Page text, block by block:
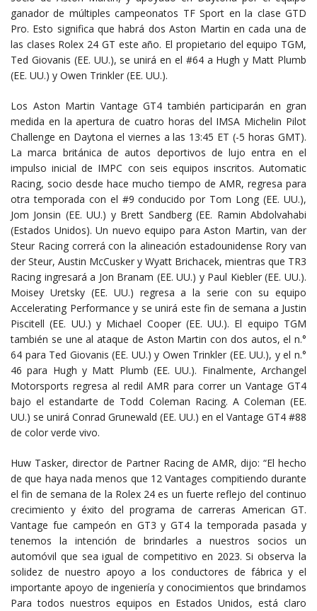
ganador de múltiples campeonatos TF Sport en la clase GTD
Pro. Esto significa que habrá dos Aston Martin en cada una de
las clases Rolex 24 GT este año. El propietario del equipo TGM,
Ted Giovanis (EE. UU.), se unirá en el #64 a Hugh y Matt Plumb
(EE. UU.) y Owen Trinkler (EE. UU.).
Los Aston Martin Vantage GT4 también participarán en gran
medida en la apertura de cuatro horas del IMSA Michelin Pilot
Challenge en Daytona el viernes a las 13:45 ET (-5 horas GMT).
La marca británica de autos deportivos de lujo entra en el
impulso inicial de IMPC con seis equipos inscritos. Automatic
Racing, socio desde hace mucho tiempo de AMR, regresa para
otra temporada con el #9 conducido por Tom Long (EE. UU.),
Jom Jonsin (EE. UU.) y Brett Sandberg (EE. Ramin Abdolvahabi
(Estados Unidos). Un nuevo equipo para Aston Martin, van der
Steur Racing correrá con la alineación estadounidense Rory van
der Steur, Austin McCusker y Wyatt Brichacek, mientras que TR3
Racing ingresará a Jon Branam (EE. UU.) y Paul Kiebler (EE. UU.).
Moisey Uretsky (EE. UU.) regresa a la serie con su equipo
Accelerating Performance y se unirá este fin de semana a Justin
Piscitell (EE. UU.) y Michael Cooper (EE. UU.). El equipo TGM
también se une al ataque de Aston Martin con dos autos, el n.°
64 para Ted Giovanis (EE. UU.) y Owen Trinkler (EE. UU.), y el n.°
46 para Hugh y Matt Plumb (EE. UU.). Finalmente, Archangel
Motorsports regresa al redil AMR para correr un Vantage GT4
bajo el estandarte de Todd Coleman Racing. A Coleman (EE.
UU.) se unirá Conrad Grunewald (EE. UU.) en el Vantage GT4 #88
de color verde vivo.
Huw Tasker, director de Partner Racing de AMR, dijo: “El hecho
de que haya nada menos que 12 Vantages compitiendo durante
el fin de semana de la Rolex 24 es un fuerte reflejo del continuo
crecimiento y éxito del programa de carreras American GT.
Vantage fue campeón en GT3 y GT4 la temporada pasada y
tenemos la intención de brindarles a nuestros socios un
automóvil que sea igual de competitivo en 2023. Si observa la
solidez de nuestro apoyo a los conductores de fábrica y el
importante apoyo de ingeniería y conocimientos que brindamos
Para todos nuestros equipos en Estados Unidos, está claro